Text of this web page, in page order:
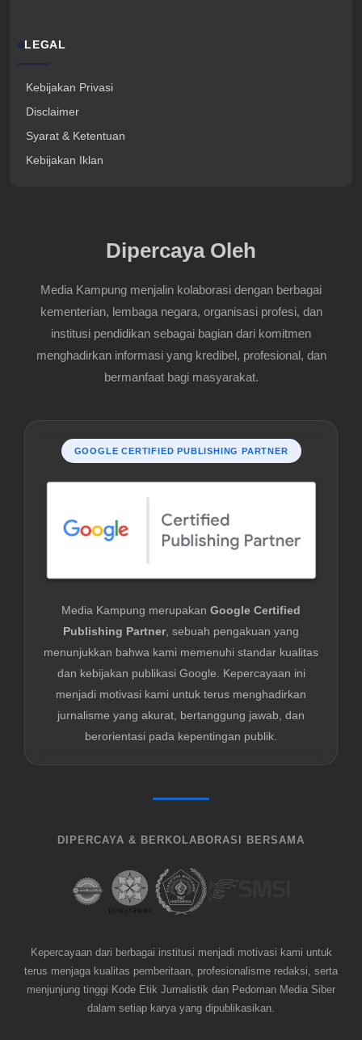
LEGAL
Kebijakan Privasi
Disclaimer
Syarat & Ketentuan
Kebijakan Iklan
Dipercaya Oleh
Media Kampung menjalin kolaborasi dengan berbagai
kementerian, lembaga negara, organisasi profesi, dan
institusi pendidikan sebagai bagian dari komitmen
menghadirkan informasi yang kredibel, profesional, dan
bermanfaat bagi masyarakat.
GOOGLE CERTIFIED PUBLISHING PARTNER
Media Kampung merupakan Google Certified
Publishing Partner, sebuah pengakuan yang
menunjukkan bahwa kami memenuhi standar kualitas
dan kebijakan publikasi Google. Kepercayaan ini
menjadi motivasi kami untuk terus menghadirkan
jurnalisme yang akurat, bertanggung jawab, dan
berorientasi pada kepentingan publik.
DIPERCAYA & BERKOLABORASI BERSAMA
Kepercayaan dari berbagai institusi menjadi motivasi kami untuk
terus menjaga kualitas pemberitaan, profesionalisme redaksi, serta
menjunjung tinggi Kode Etik Jurnalistik dan Pedoman Media Siber
dalam setiap karya yang dipublikasikan.